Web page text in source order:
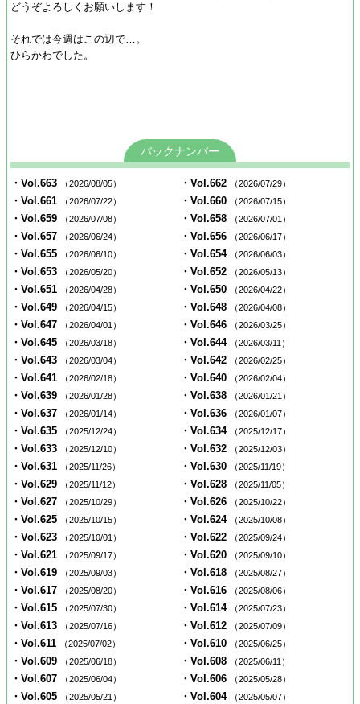
どうぞよろしくお願いします！
それでは今週はこの辺で…。
ひらかわでした。
バックナンバー
・Vol.663 （2026/08/05） ・Vol.662 （2026/07/29）
・Vol.661 （2026/07/22） ・Vol.660 （2026/07/15）
・Vol.659 （2026/07/08） ・Vol.658 （2026/07/01）
・Vol.657 （2026/06/24） ・Vol.656 （2026/06/17）
・Vol.655 （2026/06/10） ・Vol.654 （2026/06/03）
・Vol.653 （2026/05/20） ・Vol.652 （2026/05/13）
・Vol.651 （2026/04/28） ・Vol.650 （2026/04/22）
・Vol.649 （2026/04/15） ・Vol.648 （2026/04/08）
・Vol.647 （2026/04/01） ・Vol.646 （2026/03/25）
・Vol.645 （2026/03/18） ・Vol.644 （2026/03/11）
・Vol.643 （2026/03/04） ・Vol.642 （2026/02/25）
・Vol.641 （2026/02/18） ・Vol.640 （2026/02/04）
・Vol.639 （2026/01/28） ・Vol.638 （2026/01/21）
・Vol.637 （2026/01/14） ・Vol.636 （2026/01/07）
・Vol.635 （2025/12/24） ・Vol.634 （2025/12/17）
・Vol.633 （2025/12/10） ・Vol.632 （2025/12/03）
・Vol.631 （2025/11/26） ・Vol.630 （2025/11/19）
・Vol.629 （2025/11/12） ・Vol.628 （2025/11/05）
・Vol.627 （2025/10/29） ・Vol.626 （2025/10/22）
・Vol.625 （2025/10/15） ・Vol.624 （2025/10/08）
・Vol.623 （2025/10/01） ・Vol.622 （2025/09/24）
・Vol.621 （2025/09/17） ・Vol.620 （2025/09/10）
・Vol.619 （2025/09/03） ・Vol.618 （2025/08/27）
・Vol.617 （2025/08/20） ・Vol.616 （2025/08/06）
・Vol.615 （2025/07/30） ・Vol.614 （2025/07/23）
・Vol.613 （2025/07/16） ・Vol.612 （2025/07/09）
・Vol.611 （2025/07/02） ・Vol.610 （2025/06/25）
・Vol.609 （2025/06/18） ・Vol.608 （2025/06/11）
・Vol.607 （2025/06/04） ・Vol.606 （2025/05/28）
・Vol.605 （2025/05/21） ・Vol.604 （2025/05/07）